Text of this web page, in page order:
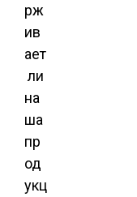
рж
ив
ает
ли
на
ша
пр
од
укц